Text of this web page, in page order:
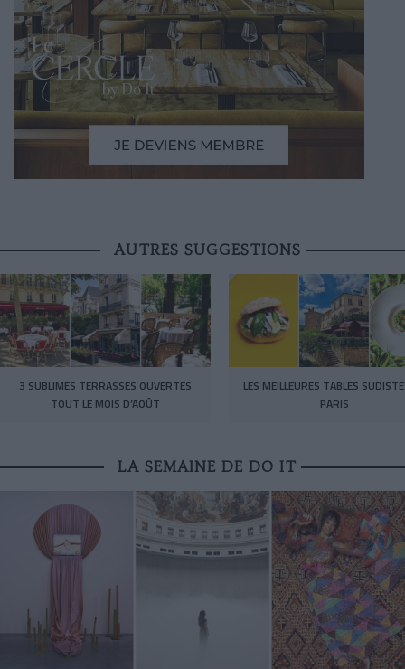
AUTRES SUGGESTIONS
3 SUBLIMES TERRASSES OUVERTES
TOUT LE MOIS D’AOÛT
LES MEILLEURES TABLES
PARIS
LA SEMAINE DE DO IT